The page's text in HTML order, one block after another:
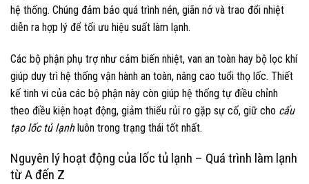
hệ thống. Chúng đảm bảo quá trình nén, giãn nở và trao đổi nhiệt
diễn ra hợp lý để tối ưu hiệu suất làm lạnh.
Các bộ phận phụ trợ như cảm biến nhiệt, van an toàn hay bộ lọc khí
giúp duy trì hệ thống vận hành an toàn, nâng cao tuổi thọ lốc. Thiết
kế tinh vi của các bộ phận này còn giúp hệ thống tự điều chỉnh
theo điều kiện hoạt động, giảm thiểu rủi ro gặp sự cố, giữ cho cấu
tạo lốc tủ lạnhluôn trong trạng thái tốt nhất.
Nguyên lý hoạt động của lốc tủ lạnh – Quá trình làm lạnh
từ A đến Z